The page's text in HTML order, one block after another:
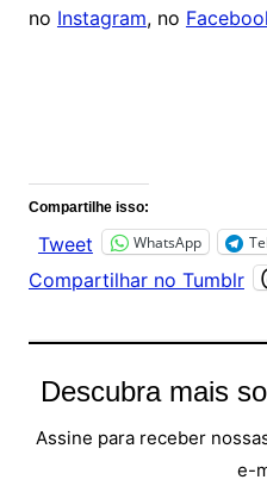
no Instagram, no
Compartilhe isso:
Tweet WhatsApp
Compartilhar no Tumblr
Descubra mais
Assine para receber
e-